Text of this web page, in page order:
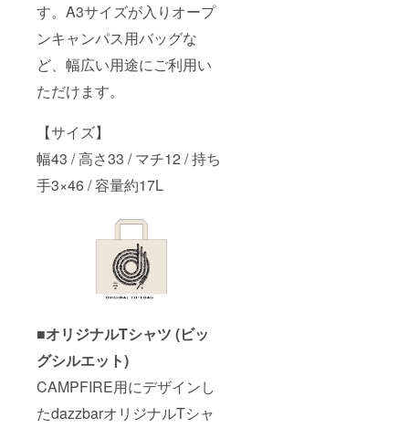
す。A3サイズが入りオープ
ンキャンパス用バッグな
ど、幅広い用途にご利用い
ただけます。
【サイズ】
幅43 / 高さ33 / マチ12 / 持ち
手3×46 / 容量約17L
■オリジナルTシャツ (ビッ
グシルエット)
CAMPFIRE用にデザインし
たdazzbarオリジナルTシャ